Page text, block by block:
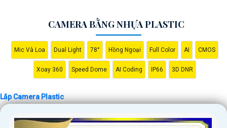
'
CAMERA BẰNG NHỰA PLASTIC
Mic Và Loa Dual Light 78° Hồng Ngoại Full Color AI CMOS
Xoay 360 Speed Dome AI Coding IP66 3D DNR
Lắp Camera Plastic